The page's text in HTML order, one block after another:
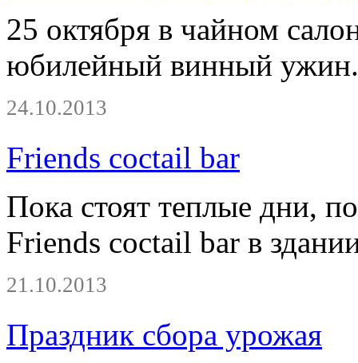
25 октября в чайном
юбилейный винный
24.10.2013
Friends coctail bar
Пока стоят теплые дни,
Friends coctail bar в
21.10.2013
Праздник сбора урожая